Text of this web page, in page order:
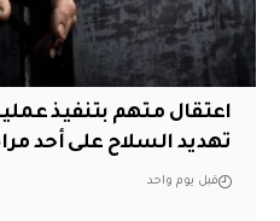
اعتقال متهم بتنفيذ
تهديد السلاح على أحد
قبل يوم واحد